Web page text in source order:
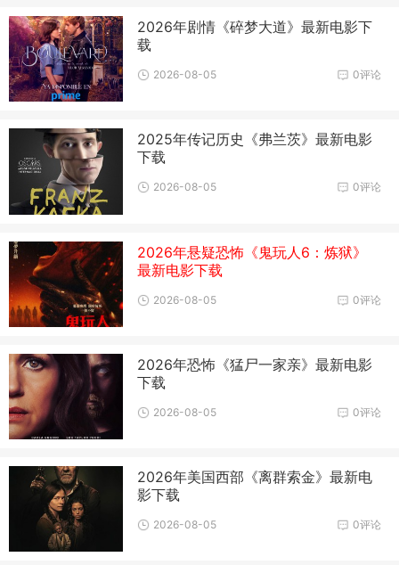
2026年剧情《碎梦大道》最新电影下
载
0评论
2026-08-05
2025年传记历史《弗兰茨》最新电影
下载
0评论
2026-08-05
2026年悬疑恐怖《鬼玩人6：炼狱》
最新电影下载
0评论
2026-08-05
2026年恐怖《猛尸一家亲》最新电影
下载
0评论
2026-08-05
2026年美国西部《离群索金》最新电
影下载
0评论
2026-08-05